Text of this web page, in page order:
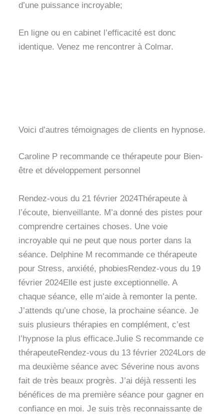
d’une puissance incroyable;
En ligne ou en cabinet l’efficacité est donc
identique. Venez me rencontrer à Colmar.
Voici d’autres témoignages de clients en hypnose.
Caroline P recommande ce thérapeute pour Bien-
être et développement personnel
Rendez-vous du 21 février 2024Thérapeute à
l’écoute, bienveillante. M’a donné des pistes pour
comprendre certaines choses. Une voie
incroyable qui ne peut que nous porter dans la
séance. Delphine M recommande ce thérapeute
pour Stress, anxiété, phobiesRendez-vous du 19
février 2024Elle est juste exceptionnelle. A
chaque séance, elle m’aide à remonter la pente.
J’attends qu’une chose, la prochaine séance. Je
suis plusieurs thérapies en complément, c’est
l’hypnose la plus efficace.Julie S recommande ce
thérapeuteRendez-vous du 13 février 2024Lors de
ma deuxième séance avec Séverine nous avons
fait de très beaux progrès. J’ai déjà ressenti les
bénéfices de ma première séance pour gagner en
confiance en moi. Je suis très reconnaissante de